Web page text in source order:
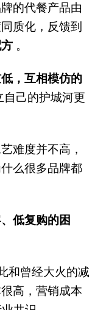
的代餐产品由
质化，反馈到
。
，互相模仿的
自己的护城河更
难度并不高，
么很多品牌都
低复购的困
和曾经大火的减
高，营销成本